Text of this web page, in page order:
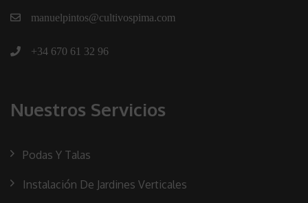
manuelpintos@cultivospima.com
+34 670 61 32 96
Nuestros Servicios
Podas Y Talas
Instalación De Jardines Verticales